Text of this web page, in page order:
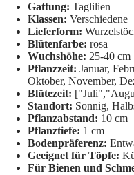
Gattung: Taglilien
Klassen: Verschiedene
Lieferform:
Blütenfarbe: rosa
Wuchshöhe: 25-40 cm
Pflanzzeit: Januar,
Oktober, November,
Blütezeit:
Standort: Sonnig,
Pflanzabstand: 10 cm
Pflanztiefe: 1 cm
Bodenpräferenz:
Geeignet für Töpfe:
Für Bienen und